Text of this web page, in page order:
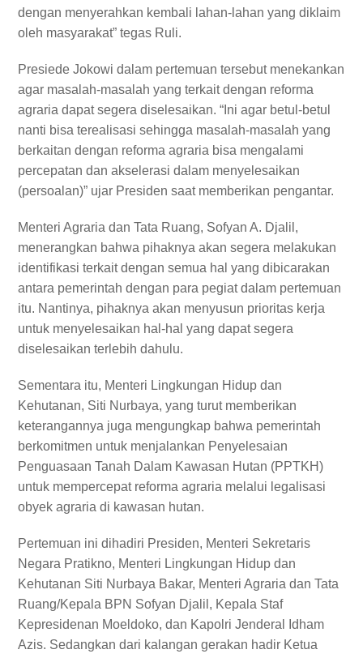
dengan menyerahkan kembali lahan-lahan yang diklaim
oleh masyarakat” tegas Ruli.
Presiede Jokowi dalam pertemuan tersebut menekankan
agar masalah-masalah yang terkait dengan reforma
agraria dapat segera diselesaikan. “Ini agar betul-betul
nanti bisa terealisasi sehingga masalah-masalah yang
berkaitan dengan reforma agraria bisa mengalami
percepatan dan akselerasi dalam menyelesaikan
(persoalan)” ujar Presiden saat memberikan pengantar.
Menteri Agraria dan Tata Ruang, Sofyan A. Djalil,
menerangkan bahwa pihaknya akan segera melakukan
identifikasi terkait dengan semua hal yang dibicarakan
antara pemerintah dengan para pegiat dalam pertemuan
itu. Nantinya, pihaknya akan menyusun prioritas kerja
untuk menyelesaikan hal-hal yang dapat segera
diselesaikan terlebih dahulu.
Sementara itu, Menteri Lingkungan Hidup dan
Kehutanan, Siti Nurbaya, yang turut memberikan
keterangannya juga mengungkap bahwa pemerintah
berkomitmen untuk menjalankan Penyelesaian
Penguasaan Tanah Dalam Kawasan Hutan (PPTKH)
untuk mempercepat reforma agraria melalui legalisasi
obyek agraria di kawasan hutan.
Pertemuan ini dihadiri Presiden, Menteri Sekretaris
Negara Pratikno, Menteri Lingkungan Hidup dan
Kehutanan Siti Nurbaya Bakar, Menteri Agraria dan Tata
Ruang/Kepala BPN Sofyan Djalil, Kepala Staf
Kepresidenan Moeldoko, dan Kapolri Jenderal Idham
Azis. Sedangkan dari kalangan gerakan hadir Ketua